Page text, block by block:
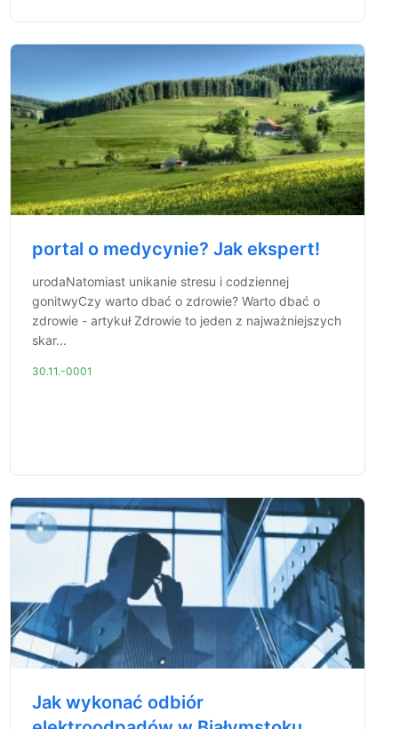
portal o medycynie? Jak ekspert!
urodaNatomiast unikanie stresu i codziennej
gonitwyCzy warto dbać o zdrowie? Warto dbać o
zdrowie - artykuł Zdrowie to jeden z najważniejszych
skar...
30.11.-0001
Jak wykonać odbiór